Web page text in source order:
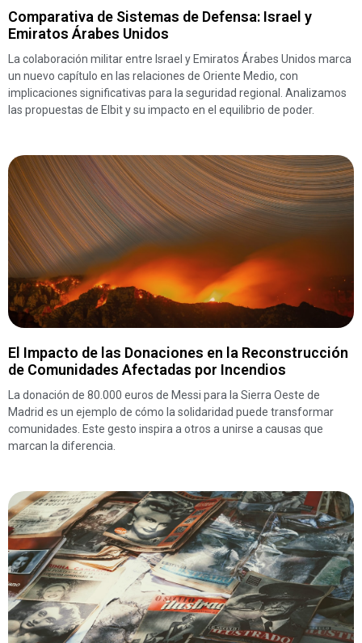
Comparativa de Sistemas de Defensa: Israel y
Emiratos Árabes Unidos
La colaboración militar entre Israel y Emiratos Árabes Unidos marca
un nuevo capítulo en las relaciones de Oriente Medio, con
implicaciones significativas para la seguridad regional. Analizamos
las propuestas de Elbit y su impacto en el equilibrio de poder.
El Impacto de las Donaciones en la Reconstrucción
de Comunidades Afectadas por Incendios
La donación de 80.000 euros de Messi para la Sierra Oeste de
Madrid es un ejemplo de cómo la solidaridad puede transformar
comunidades. Este gesto inspira a otros a unirse a causas que
marcan la diferencia.